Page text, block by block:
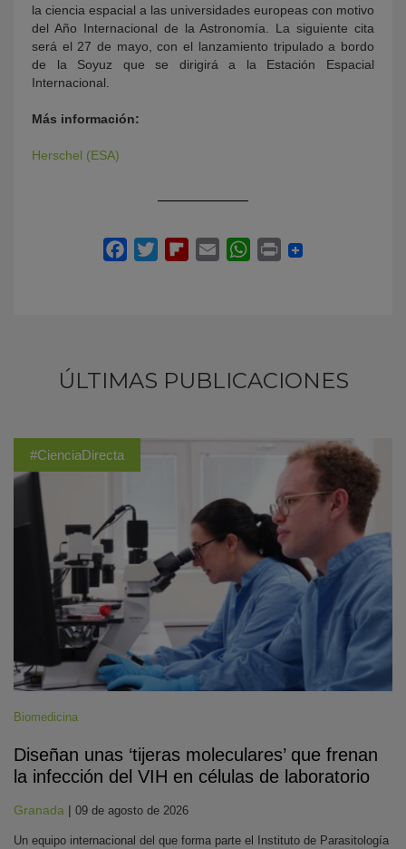
la ciencia espacial a las universidades europeas con motivo
del Año Internacional de la Astronomía. La siguiente cita
será el 27 de mayo, con el lanzamiento tripulado a bordo
de la Soyuz que se dirigirá a la Estación Espacial
Internacional.
Más información:
Herschel (ESA)
ÚLTIMAS PUBLICACIONES
#CienciaDirecta
Biomedicina
Diseñan unas ‘tijeras moleculares’ que frenan
la infección del VIH en células de laboratorio
Granada | 09 de agosto de 2026
Un equipo internacional del que forma parte el Instituto de Parasitología